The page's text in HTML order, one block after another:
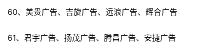
60、美贵广告、吉旋广告、远浪广告、辉合广告
61、君宇广告、扬茂广告、腾昌广告、安捷广告